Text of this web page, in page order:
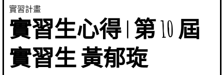
實習計畫
實習生心得 | 第 10 屆
實習生 黃郁琁